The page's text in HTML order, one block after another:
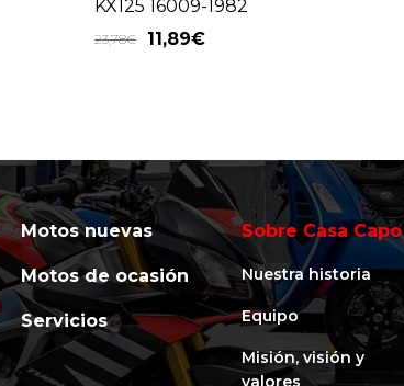
KX125 16009-1982
23,78€ 11,89€
Motos nuevas
Motos de ocasión
Servicios
Sobre Casa Capo
Nuestra historia
Equipo
Misión, visión y
valores